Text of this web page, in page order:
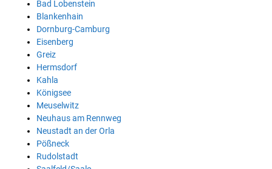
Bad Lobenstein
Blankenhain
Dornburg-Camburg
Eisenberg
Greiz
Hermsdorf
Kahla
Königsee
Meuselwitz
Neuhaus am Rennweg
Neustadt an der Orla
Pößneck
Rudolstadt